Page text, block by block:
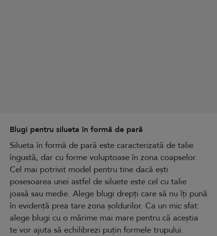
Blugi pentru silueta în formă de pară
Silueta în formă de pară este caracterizată de talie
îngustă, dar cu forme voluptoase în zona coapselor.
Cel mai potrivit model pentru tine dacă ești
posesoarea unei astfel de siluete este cel cu talie
joasă sau medie. Alege blugi drepți care să nu îți pună
în evidență prea tare zona șoldurilor. Ca un mic sfat:
alege blugi cu o mărime mai mare pentru că aceștia
te vor ajuta să echilibrezi puțin formele trupului.